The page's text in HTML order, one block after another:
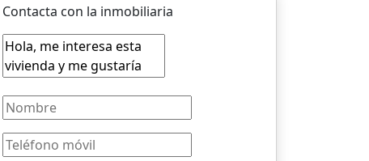
Contacta con la inmobiliaria